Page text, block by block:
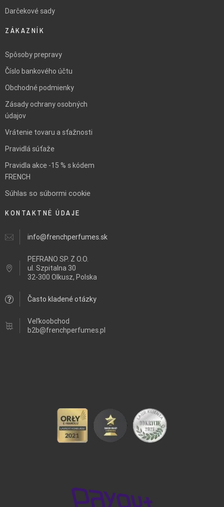
Darčekové sady
ZÁKAZNÍK
Spôsoby prepravy
Číslo bankového účtu
Obchodné podmienky
Zásady ochrany osobných
údajov
Vrátenie tovaru a sťažnosti
Pravidlá súťaže
Pravidla akce -15 % s kódem
FRENCH
Súhlas so súbormi cookie
KONTAKTNÉ ÚDAJE
info@frenchperfumes.sk
PEFRANO SP. Z O.O.
ul. Szpitalna 30
32-300 Olkusz, Polska
Často kladené otázky
Veľkoobchod
b2b@frenchperfumes.pl